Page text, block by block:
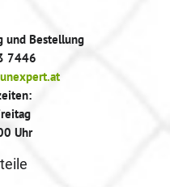
und Bestellung
7446
Uhr